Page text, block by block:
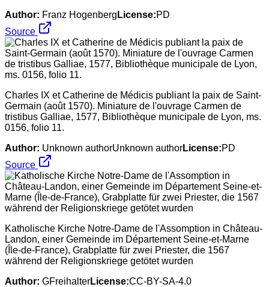
Author: Franz Hogenberg License:PD
Source
Charles IX et Catherine de Médicis publiant la paix de Saint-
Germain (août 1570). Miniature de l'ouvrage Carmen de
tristibus Galliae, 1577, Bibliothèque municipale de Lyon, ms.
0156, folio 11.
Author: Unknown authorUnknown authorLicense:PD
Source
Katholische Kirche Notre-Dame de l'Assomption in Château-
Landon, einer Gemeinde im Département Seine-et-Marne
(Île-de-France), Grabplatte für zwei Priester, die 1567
während der Religionskriege getötet wurden
Author: GFreihalterLicense:CC-BY-SA-4.0